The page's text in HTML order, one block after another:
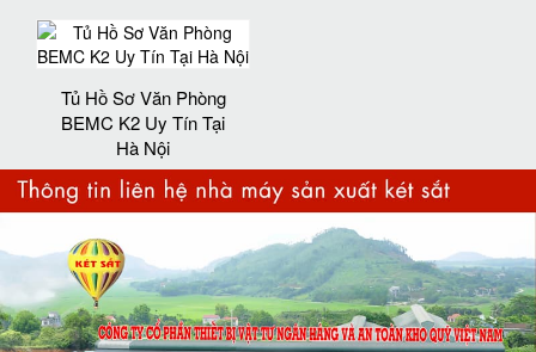
Tủ Hồ Sơ Văn Phòng
BEMC K2 Uy Tín Tại
Hà Nội